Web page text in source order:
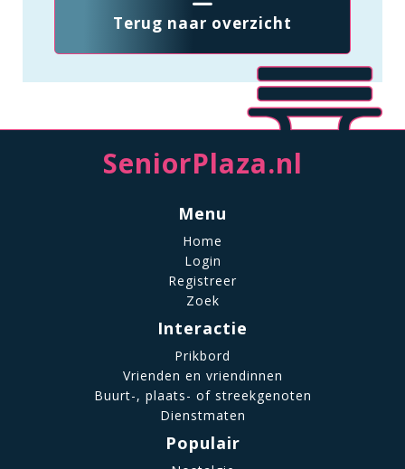
Terug naar overzicht
SeniorPlaza.nl
Menu
Home
Login
Registreer
Zoek
Interactie
Prikbord
Vrienden en vriendinnen
Buurt-, plaats- of streekgenoten
Dienstmaten
Populair